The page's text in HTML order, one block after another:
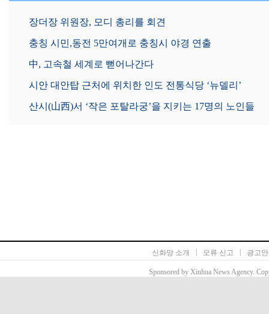
장더장 위원장, 모디 총리를 회견
충칭 시민,동전 5만여개로 충칭시 야경 연출
中, 고속철 세계로 뻗어나간다
시안 대안탑 근처에 위치한 인도 전통식당 ‘뉴델리’
산시(山西)서 ‘작은 포탈라궁’을 지키는 17명의 노인들